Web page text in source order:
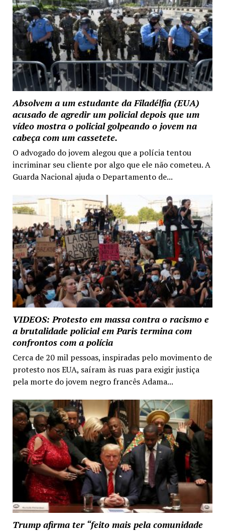
Absolvem a um estudante da Filadélfia (EUA)
acusado de agredir um policial depois que um
vídeo mostra o policial golpeando o jovem na
cabeça com um cassetete.
O advogado do jovem alegou que a polícia tentou
incriminar seu cliente por algo que ele não cometeu. A
Guarda Nacional ajuda o Departamento de...
VIDEOS: Protesto em massa contra o racismo e
a brutalidade policial em Paris termina com
confrontos com a polícia
Cerca de 20 mil pessoas, inspiradas pelo movimento de
protesto nos EUA, saíram às ruas para exigir justiça
pela morte do jovem negro francês Adama...
Trump afirma ter “feito mais pela comunidade